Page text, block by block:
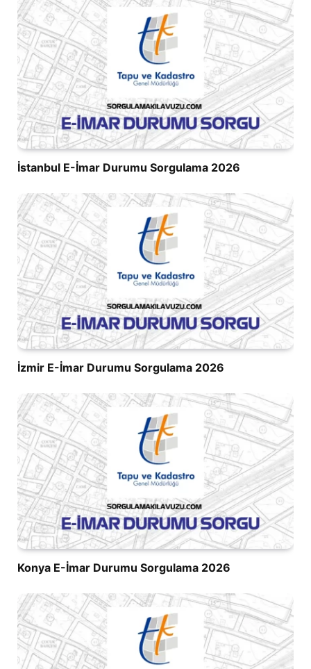
İstanbul E-İmar Durumu Sorgulama 2026
İzmir E-İmar Durumu Sorgulama 2026
Konya E-İmar Durumu Sorgulama 2026